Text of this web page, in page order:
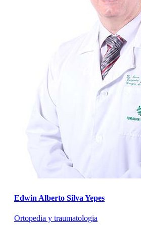
Edwin Alberto Silva Yepes
Ortopedia y traumatologia